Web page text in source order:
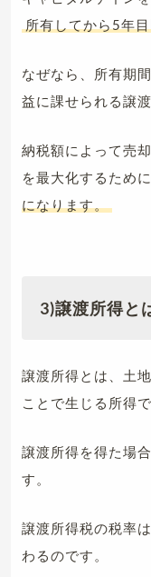
所有してから5年
なぜなら、所有期
益に課せられる譲
納税額によって売
を最大化するため
になります。
3)譲渡所得と
譲渡所得とは、土
ことで生じる所得で
譲渡所得を得た場
す。
譲渡所得税の税率
わるのです。